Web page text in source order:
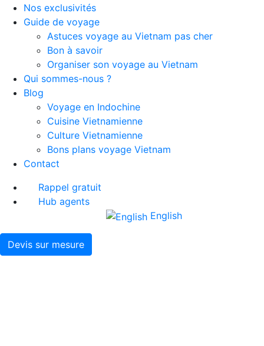
Nos exclusivités
Guide de voyage
Astuces voyage au Vietnam pas cher
Bon à savoir
Organiser son voyage au Vietnam
Qui sommes-nous ?
Blog
Voyage en Indochine
Cuisine Vietnamienne
Culture Vietnamienne
Bons plans voyage Vietnam
Contact
Rappel gratuit
Hub agents
English
Devis sur mesure